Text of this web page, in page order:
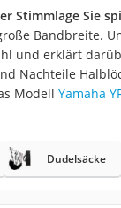
E-Bike-Dreirad
Reisetasche
Nachtsichtgerät
Faltschloss
Stimmlage Sie
Bandbreite.
und erklärt
Nachteile
Modell Yamaha
Dudelsäcke